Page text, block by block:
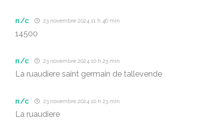
n/c 23 novembre 2024 11 h 46 min
14500
n/c 23 novembre 2024 10 h 23 min
La ruaudiere saint germain de tallevende
n/c 23 novembre 2024 10 h 23 min
La ruaudiere